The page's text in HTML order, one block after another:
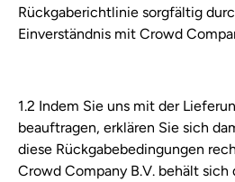
Rückgaberichtlinie sorgfältig
Einverständnis mit Crowd
1.2 Indem Sie uns mit der
beauftragen, erklären Sie sich
diese Rückgabebedingungen
Crowd Company B.V. behält sich